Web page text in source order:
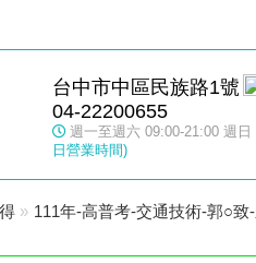
台中市中區民族路1號
04-22200655
週一至週六 09:00-21:00 週日
日營業時間)
» 111年-高普考-交通技術-郭○致